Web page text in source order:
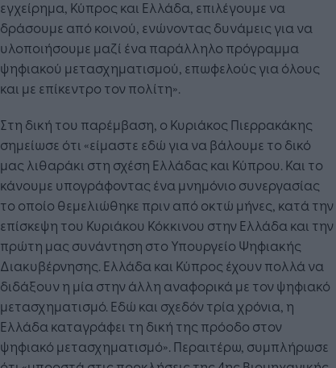
εγχείρημα, Κύπρος και Ελλάδα, επιλέγουμε να
δράσουμε από κοινού, ενώνοντας δυνάμεις για να
υλοποιήσουμε μαζί ένα παράλληλο πρόγραμμα
ψηφιακού μετασχηματισμού, επωφελούς για όλους
και με επίκεντρο τον πολίτη».
Στη δική του παρέμβαση, ο Κυριάκος Πιερρακάκης
σημείωσε ότι «είμαστε εδώ για να βάλουμε το δικό
μας λιθαράκι στη σχέση Ελλάδας και Κύπρου. Και το
κάνουμε υπογράφοντας ένα μνημόνιο συνεργασίας
το οποίο θεμελιώθηκε πριν από οκτώ μήνες, κατά την
επίσκεψη του Κυριάκου Κόκκινου στην Ελλάδα και την
πρώτη μας συνάντηση στο Υπουργείο Ψηφιακής
Διακυβέρνησης. Ελλάδα και Κύπρος έχουν πολλά να
διδάξουν η μία στην άλλη αναφορικά με τον ψηφιακό
μετασχηματισμό. Εδώ και σχεδόν τρία χρόνια, η
Ελλάδα καταγράφει τη δική της πρόοδο στον
ψηφιακό μετασχηματισμό». Περαιτέρω, συμπλήρωσε